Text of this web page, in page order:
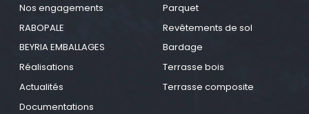
Nos engagements
RABOPALE
BEYRIA EMBALLAGES
Réalisations
Actualités
Documentations
Parquet
Revêtements de sol
Bardage
Terrasse bois
Terrasse composite